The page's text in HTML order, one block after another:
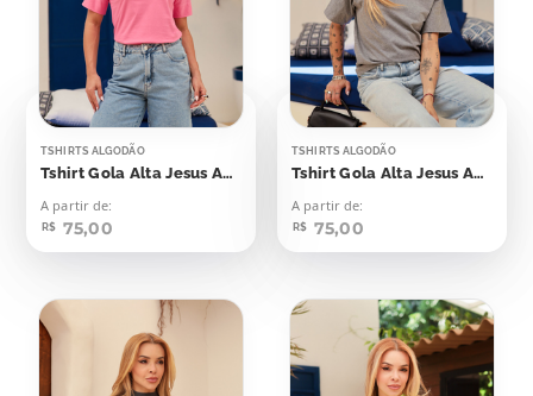
TSHIRTS ALGODÃO
Tshirt Gola Alta Jesus Aplicação
A partir de:
R$ 75,00
TSHIRTS ALGODÃO
Tshirt Gola Alta Jesus Aplicação
A partir de:
R$ 75,00